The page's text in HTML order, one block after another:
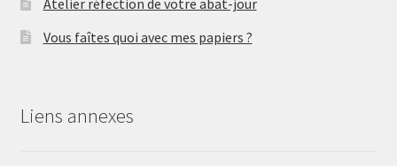
Atelier réfection de votre abat-jour
Vous faîtes quoi avec mes papiers ?
Liens annexes